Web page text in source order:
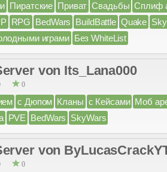
Пиратские Приват Свадьбы Сплиф
RPG BedWars BuildBattle Quake
играми Без WhiteList
von Its_Lana000
0
с Дюпом Кланы с Кейсами Моб
PVE BedWars SkyWars
von
0